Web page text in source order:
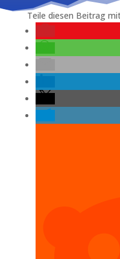
Teile diesen Beitrag